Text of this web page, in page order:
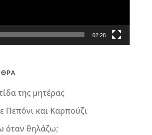
02:28
της μητέρας
Πεπόνι και Καρπούζι
όταν θηλάζω;